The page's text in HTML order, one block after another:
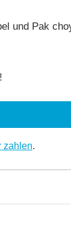
und Pak
zahlen.